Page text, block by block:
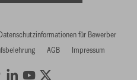
für Bewerber
AGB Impressum